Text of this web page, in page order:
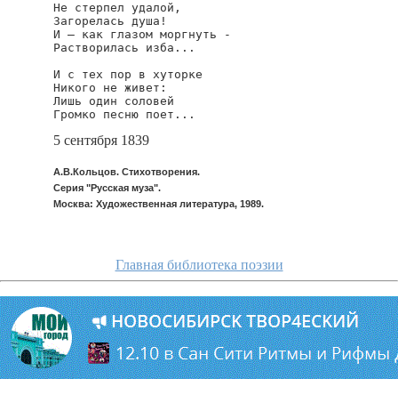
Не стерпел удалой,
Загорелась душа!
И — как глазом моргнуть -
Растворилась изба...
И с тех пор в хуторке
Никого не живет:
Лишь один соловей
Громко песню поет...
5 сентября 1839
А.В.Кольцов. Стихотворения.
Серия "Русская муза".
Москва: Художественная литература, 1989.
Главная библиотека поэзии